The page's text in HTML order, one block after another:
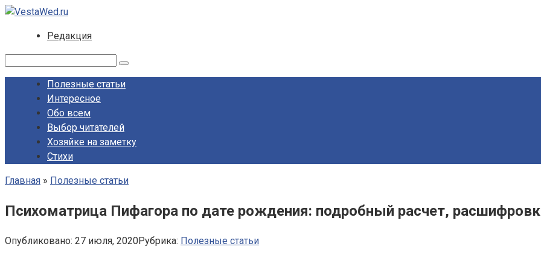
Перейти
контенту
Редакция
Полезные статьи
Интересное
Обо всем
Выбор читателей
Хозяйке на заметку
Стихи
Главная » Полезные статьи
Психоматрица Пифагора по дате рождения: подробный расчет,
Опубликовано: 27 июля, 2020Рубрика: Полезные статьи